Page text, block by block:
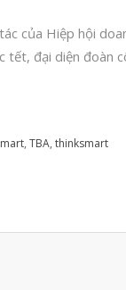
của Hiệp hội
tết, đại diện đoàn
,TBA,thinksmart